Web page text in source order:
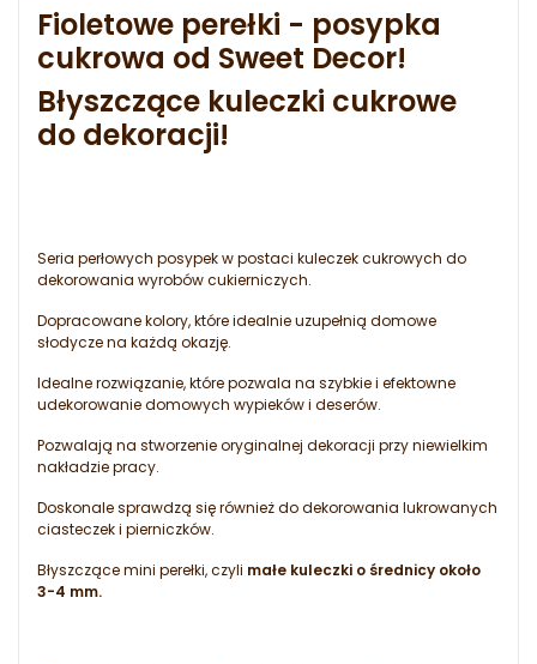
Fioletowe perełki - posypka
cukrowa od Sweet Decor!
Błyszczące kuleczki cukrowe
do dekoracji!
Seria perłowych posypek w postaci kuleczek cukrowych do
dekorowania wyrobów cukierniczych.
Dopracowane kolory, które idealnie uzupełnią domowe
słodycze na każdą okazję.
Idealne rozwiązanie, które pozwala na szybkie i efektowne
udekorowanie domowych wypieków i deserów.
Pozwalają na stworzenie oryginalnej dekoracji przy niewielkim
nakładzie pracy.
Doskonale sprawdzą się również do dekorowania lukrowanych
ciasteczek i pierniczków.
Błyszczące mini perełki, czyli małe kuleczki o średnicy około
3-4 mm.